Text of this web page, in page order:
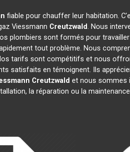
fiable pour chauffer leur habitation.
Viessmann Creutzwald. Nous
plombiers sont formés pour
tout problème. Nous
tarifs sont compétitifs et nous
satisfaits en témoignent. Ils
Creutzwald et nous sommes
la réparation ou la